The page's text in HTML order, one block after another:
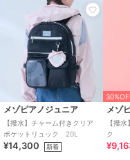
メゾピアノジュニア
【撥水】チャーム付きクリア
ポケットリュック 20L
¥14,300 新着
メゾ
【撥
ク